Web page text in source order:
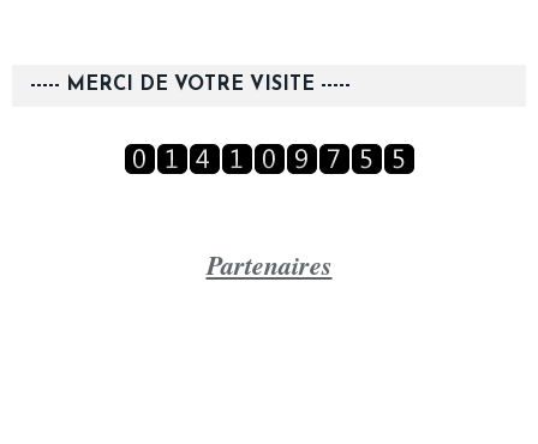
----- MERCI DE VOTRE VISITE -----
Partenaires